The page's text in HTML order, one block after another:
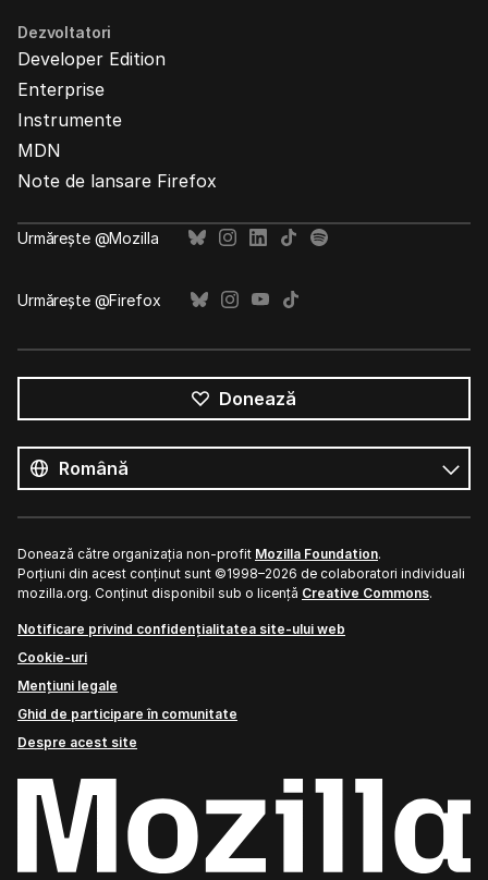
Dezvoltatori
Developer Edition
Enterprise
Instrumente
MDN
Note de lansare Firefox
Urmărește @Mozilla
Urmărește @Firefox
Donează
limbile
Limbă
Donează către organizația non-profit Mozilla Foundation.
Porțiuni din acest conținut sunt ©1998–2026 de colaboratori individuali
mozilla.org. Conținut disponibil sub o licență Creative Commons.
Notificare privind confidențialitatea site-ului web
Cookie-uri
Mențiuni legale
Ghid de participare în comunitate
Despre acest site